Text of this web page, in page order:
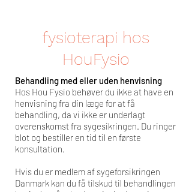
fysioterapi hos
HouFysio
Behandling med eller uden henvisning
Hos Hou Fysio behøver du ikke at have en
henvisning fra din læge for at få
behandling, da vi ikke er underlagt
overenskomst fra sygesikringen. Du ringer
blot og bestiller en tid til en første
konsultation.
Hvis du er medlem af sygeforsikringen
Danmark kan du få tilskud til behandlingen